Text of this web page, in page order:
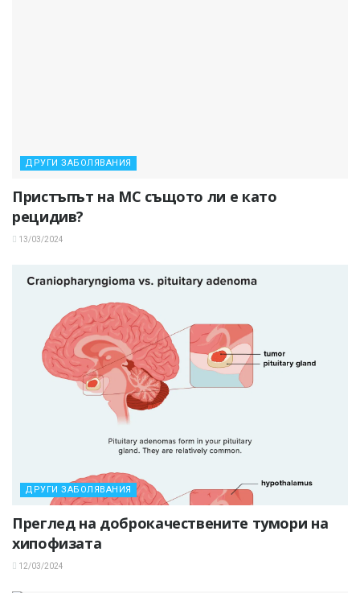
ДРУГИ ЗАБОЛЯВАНИЯ
Пристъпът на МС същото ли е като
рецидив?
13/03/2024
ДРУГИ ЗАБОЛЯВАНИЯ
Преглед на доброкачествените тумори на
хипофизата
12/03/2024